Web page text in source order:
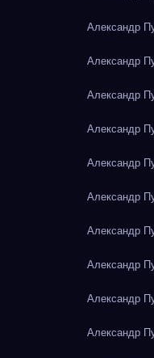
Александр
Александр
Александр
Александр
Александр
Александр
Александр
Александр
Александр
Александр